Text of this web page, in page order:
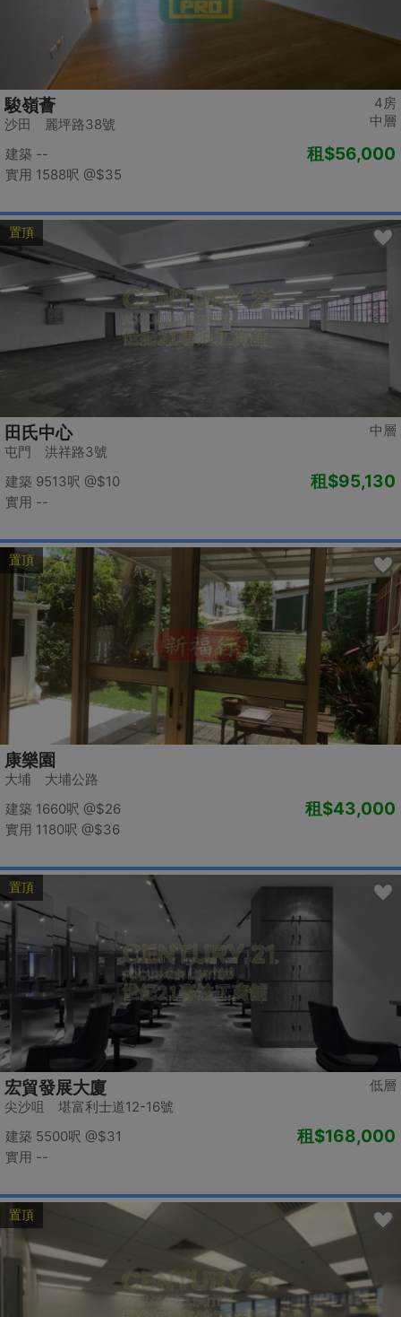
4房
中層
駿嶺薈
沙田 麗坪路38號
建築 --
實用 1588呎 @$35
租$56,000
置頂
中層
田氏中心
屯門 洪祥路3號
建築 9513呎 @$10
實用 --
租$95,130
置頂
康樂園
大埔 大埔公路
建築 1660呎 @$26
實用 1180呎 @$36
租$43,000
置頂
低層
宏貿發展大廈
尖沙咀 堪富利士道12-16號
建築 5500呎 @$31
實用 --
租$168,000
置頂